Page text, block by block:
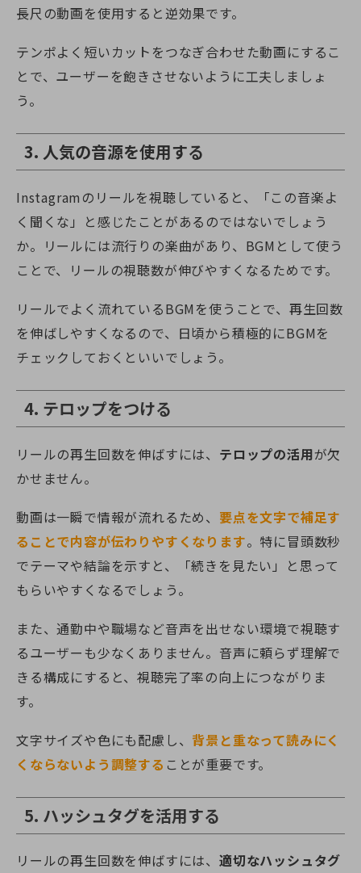
長尺の動画を使用すると逆効果です。
テンポよく短いカットをつなぎ合わせた動画にするこ
とで、ユーザーを飽きさせないように工夫しましょ
う。
3. 人気の音源を使用する
Instagramのリールを視聴していると、「この音楽よ
く聞くな」と感じたことがあるのではないでしょう
か。リールには流行りの楽曲があり、BGMとして使う
ことで、リールの視聴数が伸びやすくなるためです。
リールでよく流れているBGMを使うことで、再生回数
を伸ばしやすくなるので、日頃から積極的にBGMを
チェックしておくといいでしょう。
4. テロップをつける
リールの再生回数を伸ばすには、 テロップの活用が欠
かせません。
動画は一瞬で情報が流れるため、 要点を文字で補足す
ることで内容が伝わりやすくなります。特に冒頭数秒
でテーマや結論を示すと、「続きを見たい」と思って
もらいやすくなるでしょう。
また、通勤中や職場など音声を出せない環境で視聴す
るユーザーも少なくありません。音声に頼らず理解で
きる構成にすると、視聴完了率の向上につながりま
す。
文字サイズや色にも配慮し、 背景と重なって読みにく
くならないよう調整する ことが重要です。
5. ハッシュタグを活用する
リールの再生回数を伸ばすには、 適切なハッシュタグ